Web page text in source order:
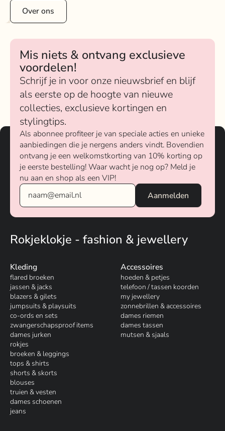
Over ons
Mis niets & ontvang exclusieve
voordelen!
Schrijf je in voor onze nieuwsbrief en blijf
als eerste op de hoogte van nieuwe
collecties, exclusieve kortingen en
stylingtips.
Als abonnee profiteer je van speciale acties en unieke
aanbiedingen die je nergens anders vindt. Bovendien
ontvang je een welkomstkorting van 10% korting op
je eerste bestelling! Waar wacht je nog op? Meld je
nu aan en shop als een VIP!
Rokjeklokje - fashion & jewellery
Kleding
flared broeken
jassen & jacks
blazers & gilets
jumpsuits & playsuits
co-ords en sets
zwangerschapsproof items
dames jurken
rokjes
broeken & leggings
tops & shirts
shorts & skorts
blouses
truien & vesten
dames schoenen
jeans
Accessoires
hoeden & petjes
telefoon / tassen koorden
my jewellery
zonnebrillen & accessoires
dames riemen
dames tassen
mutsen & sjaals